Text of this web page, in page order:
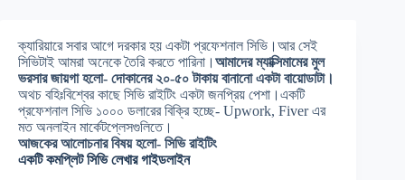
ক্যারিয়ারে সবার আগে দরকার হয় একটা প্রফেশনাল সিভি।আর সেই
সিভিটাই আমরা অনেকে তৈরি করতে পারিনা। আমাদের ম্যাক্সিমামের মুল
ভরসার জায়গা হলো- দোকানের ২০-৫০ টাকায় বানানো একটা বায়োডাটা।
অথচ বহিঃবিশ্বের কাছে সিভি রাইটিং একটা জনপ্রিয় পেশা।একটি
প্রফেশনাল সিভি ১০০০ ডলারের বিক্রি হচ্ছে- Upwork, Fiver এর
মত অনলাইন মার্কেটপ্লেসগুলিতে।
আজকের আলোচনার বিষয় হলো- সিভি রাইটিং
একটি কমপ্লিট সিভি লেখার গাইডলাইন